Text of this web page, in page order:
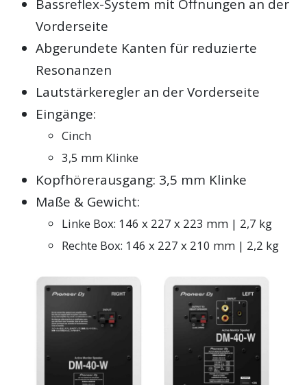
Bassreflex-System mit Öffnungen an der
Vorderseite
Abgerundete Kanten für reduzierte
Resonanzen
Lautstärkeregler an der Vorderseite
Eingänge:
Cinch
3,5 mm Klinke
Kopfhörerausgang: 3,5 mm Klinke
Maße & Gewicht:
Linke Box: 146 x 227 x 223 mm | 2,7 kg
Rechte Box: 146 x 227 x 210 mm | 2,2 kg